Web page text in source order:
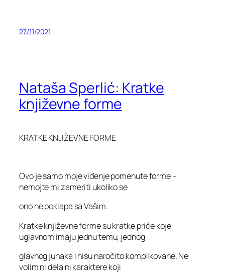
27/11/2021
Nataša Sperlić: Kratke
književne forme
KRATKE KNJIŽEVNE FORME
Ovo je samo moje viđenje pomenute forme –
nemojte mi zameriti ukoliko se
ono ne poklapa sa Vašim.
Kratke književne forme su kratke priče koje
uglavnom imaju jednu temu, jednog
glavnog junaka i nisu naročito komplikovane. Ne
volim ni dela ni karaktere koji